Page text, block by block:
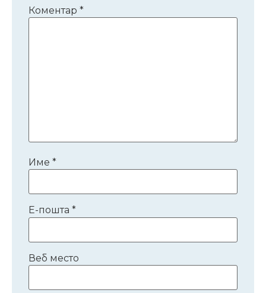
Коментар *
Име *
Е-пошта *
Веб место